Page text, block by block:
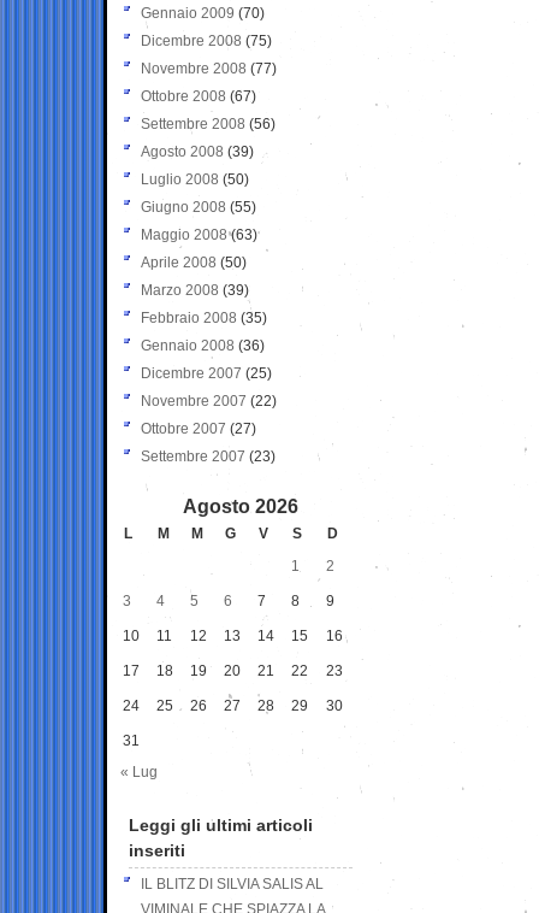
Gennaio 2009 (70)
Dicembre 2008 (75)
Novembre 2008 (77)
Ottobre 2008 (67)
Settembre 2008 (56)
Agosto 2008 (39)
Luglio 2008 (50)
Giugno 2008 (55)
Maggio 2008(63)
Aprile 2008 (50)
Marzo 2008 (39)
Febbraio 2008 (35)
Gennaio 2008 (36)
Dicembre 2007 (25)
Novembre 2007 (22)
Ottobre 2007 (27)
Settembre 2007 (23)
Agosto 2026
L M M G V S
D
1
2
3 4 5 6 7 8 9
10 11 12 13 14 15 16
17 18 19 20 21 22 23
24 25 26 27 28 29 30
31
« Lug
Leggi gli ultimi articoli
inseriti
IL BLITZ DI SILVIA SALIS AL
VIMINALE CHE SPIAZZA LA